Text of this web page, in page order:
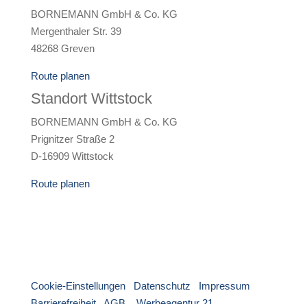
BORNEMANN GmbH & Co. KG
Mergenthaler Str. 39
48268 Greven
Route planen
Standort Wittstock
BORNEMANN GmbH & Co. KG
Prignitzer Straße 2
D-16909 Wittstock
Route planen
Cookie-Einstellungen| Datenschutz Impressum